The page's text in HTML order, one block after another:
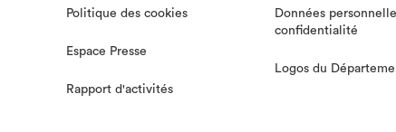
Politique des cookies
Espace Presse
Rapport d'activités
Données
confidentialité
Logos du